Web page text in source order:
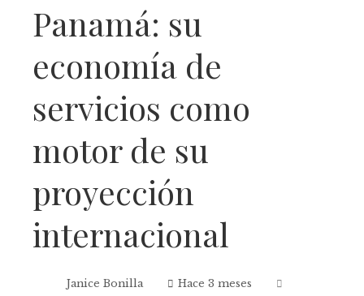
Panamá: su
economía de
servicios como
motor de su
proyección
internacional
Janice Bonilla
Hace 3 meses